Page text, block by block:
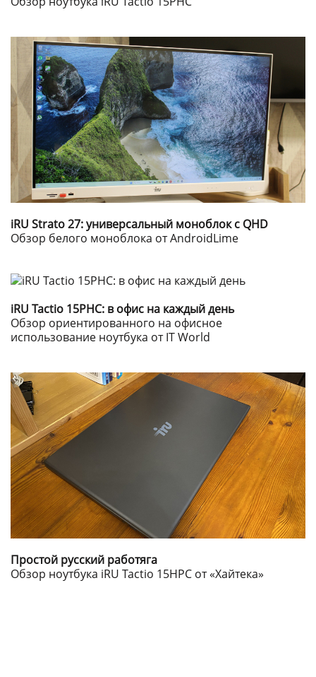
iRU Strato 27: универсальный моноблок с QHD
Обзор белого моноблока от AndroidLime
iRU Tactio 15PHC: в офис на каждый день
Обзор ориентированного на офисное
использование ноутбука от IT World
Простой русский работяга
Обзор ноутбука iRU Tactio 15HPC от «Хайтека»